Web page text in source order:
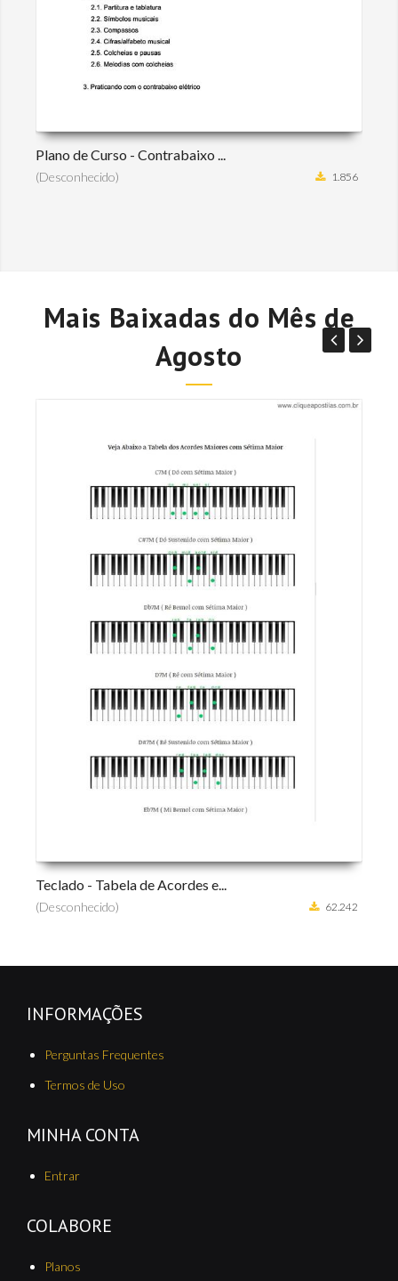
Plano de Curso - Contrabaixo ...
(Desconhecido) 1.856
Mais Baixadas do Mês de
Agosto
62.242
Curso de Violão - Iniciante
INFORMAÇÕES
Perguntas Frequentes
Termos de Uso
MINHA CONTA
Entrar
COLABORE
Planos